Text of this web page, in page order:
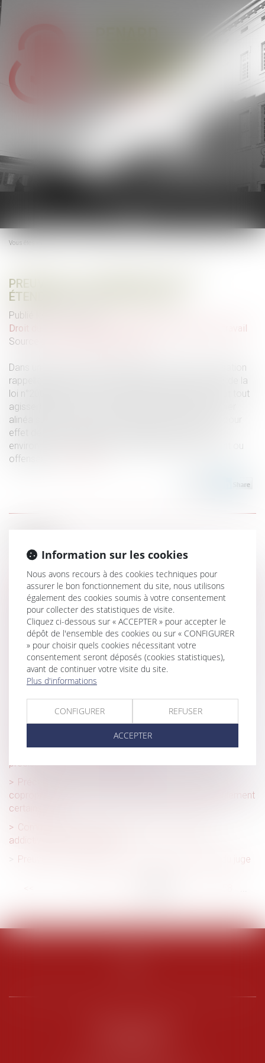
le
menu
Vous êtes ici :
PREUVE DE LA DISCRIMINATION ET
ÉTENDUE DE L’OFFICE DU JUGE
Publié le :
Droit du travail - Salariés
Relation individuelles au travail
Source :
Dans un arrêt du 14 novembre 2024, la Cour de cassation
rappelle qu’en application de l’alinéa 3 de l'article 1er de la
loi n°2008-496 du 27 mai 2008, la discrimination inclut tout
agissement lié à l'un des motifs mentionnés au premier
alinéa subi par une personne et ayant pour objet ou pour
effet de porter atteinte à sa dignité ou de créer un
environnement intimidant, hostile, dégradant, humiliant ou
offensant...
Une cession d’entreprise rondement menée
Secteur des solutions de paiement du stationnement en
France : l’Autorité autorise le rachat par le groupe EasyPark
du groupe Flowbird
Comment aider les femmes victimes de violences au
sein du couple ?
Effets de l’incarcération du salarié sur la signature de son
solde de tout compte
Un registre pour centraliser les mandats de protection
future
Filiation issue d’une GPA : une reconnaissance sans
assimilation à l’adoption plénière
L'obligation de l'architecte face au déficit de surface
précisée par la Cour de cassation
Précision concernant le droit d’agir du syndicat des
copropriétaires concernant un préjudice subi par seulement
certains lots
Comment inscrire les risques liés aux conduites
addictives dans le DUERP ?
Preuve de la discrimination et étendue de l’office du juge
> >>
Information sur les cookies
Nous avons recours à des cookies techniques pour
assurer le bon fonctionnement du site, nous utilisons
également des cookies soumis à votre consentement
pour collecter des statistiques de visite.
Cliquez ci-dessous sur « ACCEPTER » pour accepter le
dépôt de l'ensemble des cookies ou sur « CONFIGURER
» pour choisir quels cookies nécessitant votre
consentement seront déposés (cookies statistiques),
avant de continuer votre visite du site.
Plus d'informations
CONFIGURER REFUSER
ACCEPTER